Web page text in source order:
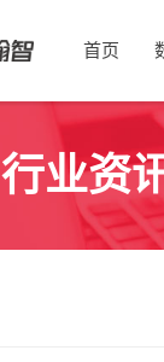
首页
业资